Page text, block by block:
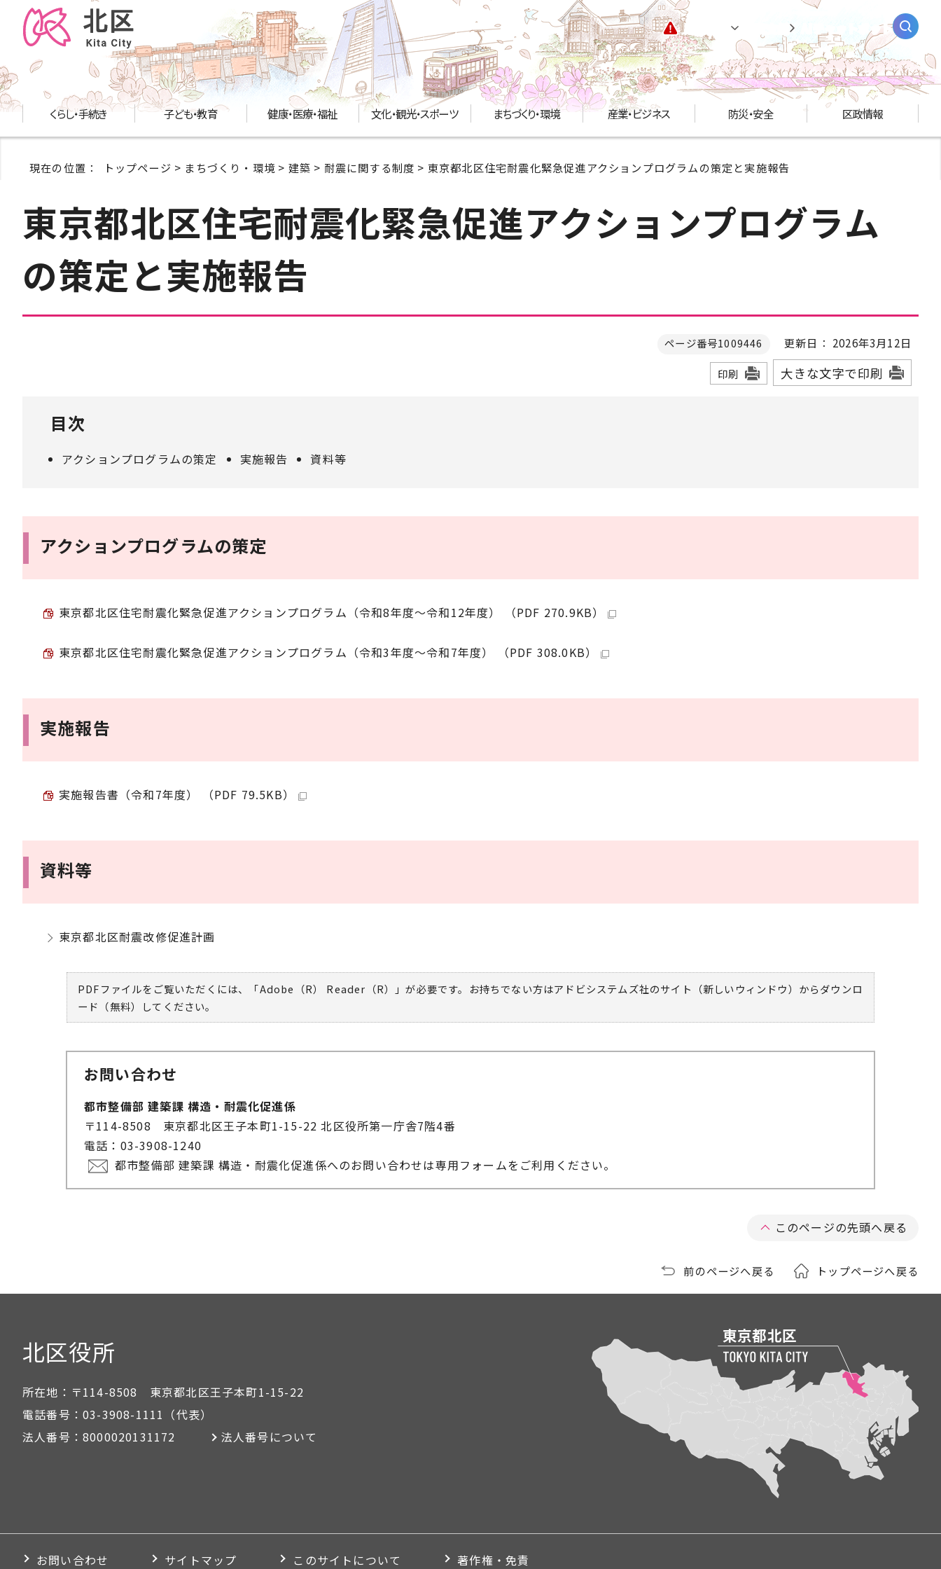
緊急情報 AIチャットボット
くらし・手続き 子ども・教育 健康・医療・福祉 文化・観光・スポーツ まちづくり・環境 産業・ビジネス 防災・安全 区政情報
現在の位置： トップページ > まちづくり・環境 > 建築 > 耐震に関する制度 > 東京都北区住宅耐震化緊急促進アクションプログラムの策定と実施報告
東京都北区住宅耐震化緊急促進アクションプログラム
の策定と実施報告
ページ番号1009446 更新日： 2026年3月12日
印刷 大きな文字で印刷
目次
アクションプログラムの策定 実施報告 資料等
アクションプログラムの策定
東京都北区住宅耐震化緊急促進アクションプログラム（令和8年度～令和12年度） （PDF 270.9KB）
東京都北区住宅耐震化緊急促進アクションプログラム（令和3年度～令和7年度） （PDF 308.0KB）
実施報告
実施報告書（令和7年度） （PDF 79.5KB）
資料等
東京都北区耐震改修促進計画
PDFファイルをご覧いただくには、「Adobe（R） Reader（R）」が必要です。お持ちでない方はアドビシステムズ社のサイト（新しいウィンドウ） からダウンロ
ード（無料）してください。
お問い合わせ
都市整備部 建築課 構造・耐震化促進係
〒114-8508 東京都北区王子本町1-15-22 北区役所第一庁舎7階4番
電話：03-3908-1240
都市整備部 建築課 構造・耐震化促進係へのお問い合わせは専用フォームをご利用ください。
このページの先頭へ戻る
前のページへ戻る トップページへ戻る
北区役所
所在地： 〒114-8508 東京都北区王子本町1-15-22
電話番号： 03-3908-1111 （代表）
法人番号： 8000020131172 法人番号について
お問い合わせ サイトマップ このサイトについて 著作権・免責